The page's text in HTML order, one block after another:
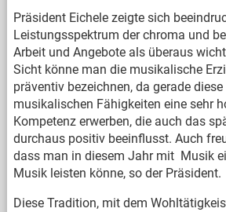
Präsident Eichele zeigte sich
Leistungsspektrum der chroma und
Arbeit und Angebote als überaus
Sicht könne man die musikalische
präventiv bezeichnen, da gerade
musikalischen Fähigkeiten eine sehr
Kompetenz erwerben, die auch das
durchaus positiv beeinflusst. Auch
dass man in diesem Jahr mit Musik
Musik leisten könne, so der Präsident.
Diese Tradition, mit dem